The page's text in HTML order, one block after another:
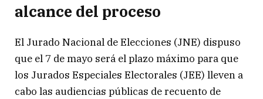
alcance del proceso
El Jurado Nacional de Elecciones (JNE) dispuso
que el 7 de mayo será el plazo máximo para que
los Jurados Especiales Electorales (JEE) lleven a
cabo las audiencias públicas de recuento de